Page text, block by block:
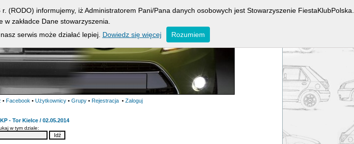
• Facebook • Użytkownicy • Grupy • Rejestracja • Zaloguj
- Tor Kielce / 02.05.2014
w tym dziale:
informujemy, iż Administratorem Pani/Pana danych osobowych jest Stowarzyszenie FiestaKlubPolska.
w zakładce Dane stowarzyszenia.
serwis może działać lepiej. Dowiedz się więcej Rozumiem